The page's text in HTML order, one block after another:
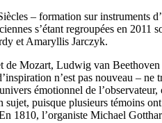
– formation sur instruments
s’étant regroupées en 2011
et Amaryllis Jarczyk.
de Mozart, Ludwig van
n’est pas nouveau –
émotionnel de l’observateur,
sujet, puisque plusieurs témoins
1810, l’organiste Michael